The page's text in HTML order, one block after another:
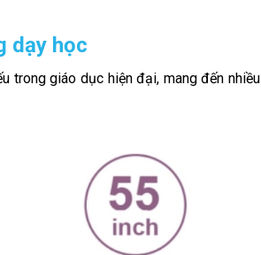
dạy học
trong giáo dục hiện đại, mang đến nhiều